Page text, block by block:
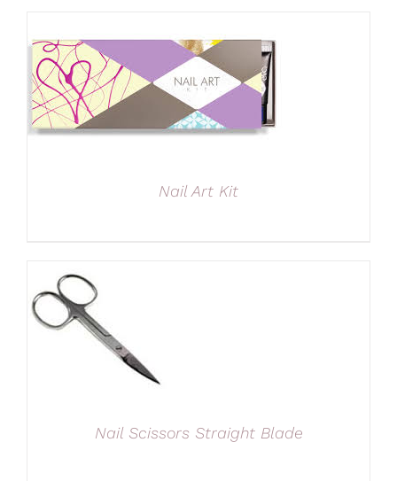
Nail Art Kit
Nail Scissors Straight Blade